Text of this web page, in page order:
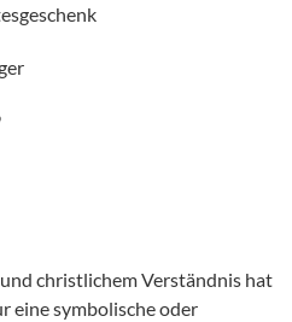
christlichem Verständnis hat
eine symbolische oder